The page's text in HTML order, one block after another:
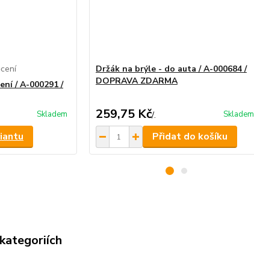
/ A-000291 /
Skladem
Držák na brýle - do auta / A-000684 /
DOPRAVA ZDARMA
259,75 Kč/. Skladem
Přidat do košíku